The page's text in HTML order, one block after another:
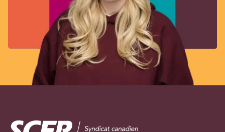
Image